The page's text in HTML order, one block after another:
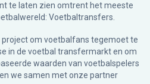
te laten zien omtrent het meeste
Voetbaltransfers.
project om voetbalfans tegemoet te
in de voetbal transfermarkt en om
waarden van voetbalspelers
we samen met onze partner